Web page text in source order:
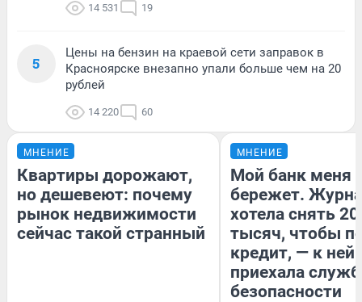
14 531 19
5
Цены на бензин на краевой сети заправок в
Красноярске внезапно упали больше чем на 20
рублей
14 220 60
МНЕНИЕ
Квартиры дорожают,
но дешевеют: почему
рынок недвижимости
сейчас такой странный
МНЕНИЕ
Мой банк меня
бережет.
хотела снять
тысяч, чтобы
кредит, — к
приехала
безопасности